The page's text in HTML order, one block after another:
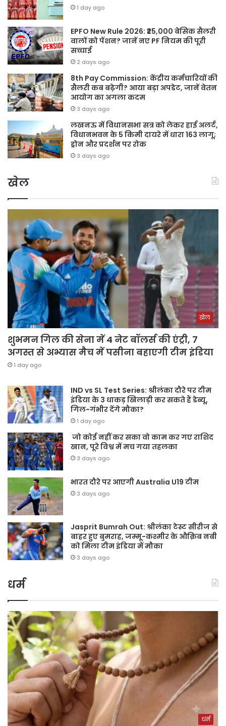
1 day ago
EPFO New Rule 2026: ₹25,000 बेसिक सैलरी
वालों को पेंशन? जानें नए PF नियम की पूरी
सच्चाई
2 days ago
8th Pay Commission: केंद्रीय कर्मचारियों की
सैलरी कब बढ़ेगी? आया बड़ा अपडेट, जानें वेतन
आयोग का अगला कदम
3 days ago
लखनऊ में विधानसभा सत्र को लेकर हाई अलर्ट,
विधानभवन के 5 किमी दायरे में धारा 163 लागू;
ड्रोन और प्रदर्शन पर रोक
3 days ago
खेल
खेल
शुभमन गिल की सेना में 4 नेट बॉलर्स की एंट्री, 7
अगस्त से अभ्यास मैच में पसीना बहाएगी टीम इंडिया
1 day ago
IND vs SL Test Series: श्रीलंका दौरे पर टीम
इंडिया के 3 धाकड़ खिलाड़ी कर सकते हैं डेब्यू,
गिल-गंभीर देंगे मौका?
1 day ago
जो कोई नहीं कर सका वो काम कर गए राशिद
खान, पूरे विश्व में मच गया तहलका
3 days ago
भारत दौरे पर आएगी Australia U19 टीम
3 days ago
Jasprit Bumrah Out: श्रीलंका टेस्ट सीरीज से
बाहर हुए बुमराह, जम्मू-कश्मीर के औक़िब नबी
को मिला टीम इंडिया में मौका
3 days ago
धर्म
धर्म